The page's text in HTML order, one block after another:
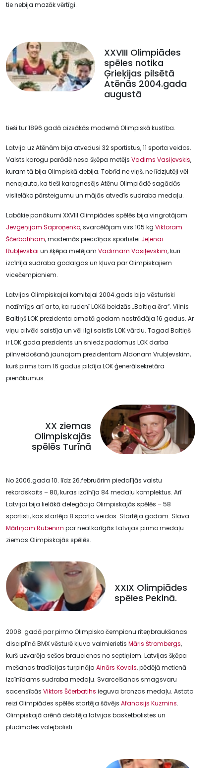
tie nebija mazāk vērtīgi.
XXVIII Olimpiādes
spēles notika
Ģrieķijas pilsētā
Atēnās 2004.gada
augustā
tieši tur 1896.gadā aizsākās modernā Olimpiskā kustība.
Latvija uz Atēnām bija atvedusi 32 sportistus, 11 sporta veidos.
Valsts karogu parādē nesa šķēpa metējs Vadims Vasiļevskis,
kuram tā bija Olimpiskā debija. Tobrīd ne viņš, ne līdzjutēji vēl
nenojauta, ka tieši karognesējs Atēnu Olimpiādē sagādās
vislielāko pārsteigumu un mājās atvedīs sudraba medaļu.
Labākie panākumi XXVIII Olimpiādes spēlēs bija vingrotājam
Jevgeņijam Saproņenko, svarcēlājam virs 105 kg Viktoram
Ščerbatiham, modernās pieccīņas sportistei Jeļenai
Rubļevskai un šķēpa metējam Vadimam Vasiļevskim, kuri
izcīnīja sudraba godalgas un kļuva par Olimpiskajiem
vicečempioniem.
Latvijas Olimpiskajai komitejai 2004.gads bija vēsturiski
nozīmīgs arī ar to, ka rudenī LOKā beidzās „Baltiņa ēra”. Vilnis
Baltiņš LOK prezidenta amatā godam nostrādāja 16 gadus. Ar
viņu cilvēki saistīja un vēl ilgi saistīs LOK vārdu. Tagad Baltiņš
ir LOK goda prezidents un sniedz padomus LOK darba
pilnveidošanā jaunajam prezidentam Aldonam Vrubļevskim,
kurš pirms tam 16 gadus pildīja LOK ģenerālsekretāra
pienākumus.
XX ziemas
Olimpiskajās
spēlēs Turīnā
No 2006.gada 10. līdz 26.februārim piedalījās valstu
rekordskaits – 80, kuras izcīnīja 84 medaļu komplektus. Arī
Latvijai bija lielākā delegācija Olimpiskajās spēlēs – 58
sportisti, kas startēja 8 sporta veidos. Startēja godam. Slava
Mārtiņam Rubenim par neatkarīgās Latvijas pirmo medaļu
ziemas Olimpiskajās spēlēs.
XXIX Olimpiādes
spēles Pekinā.
2008. gadā par pirmo Olimpisko čempionu riteņbraukšanas
disciplīnā BMX vēsturē kļuva valmierietis Māris Štrombergs,
kurš uzvarēja sešos braucienos no septiņiem. Latvijas šķēpa
mešanas tradīcijas turpināja Ainārs Kovals, pēdējā metienā
izcīnīdams sudraba medaļu. Svarcelšanas smagsvaru
sacensībās Viktors Ščerbatihs ieguva bronzas medaļu. Astoto
reizi Olimpiādes spēlēs startēja šāvējs Afanasijs Kuzmins.
Olimpiskajā arēnā debitēja latvijas basketbolistes un
pludmales volejbolisti.